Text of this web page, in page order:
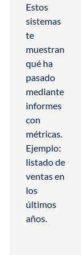
Estos
sistemas
te
muestran
qué ha
pasado
mediante
informes
con
métricas.
Ejemplo:
listado de
ventas en
los
últimos
años.